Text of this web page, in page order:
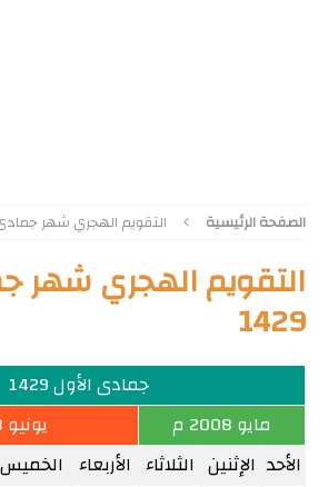
الصفحة الرئيسية التقويم الهجري شهر جمادى
التقويم الهجري شهر
1429
جمادى الأول 1429
مايو 2008 م
يونيو 2008 م
الأحد الإثنين الثلاثاء الأربعاء الخميس